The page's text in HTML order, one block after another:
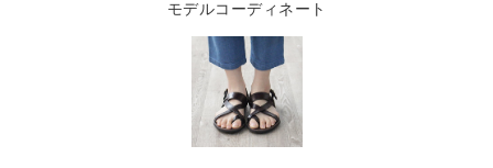
モデルコーディネート